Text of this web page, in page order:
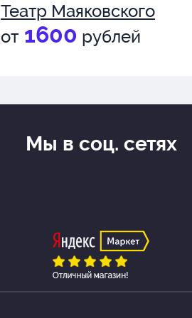
Театр Маяковского
от 1600 рублей
Мы в соц. сетях